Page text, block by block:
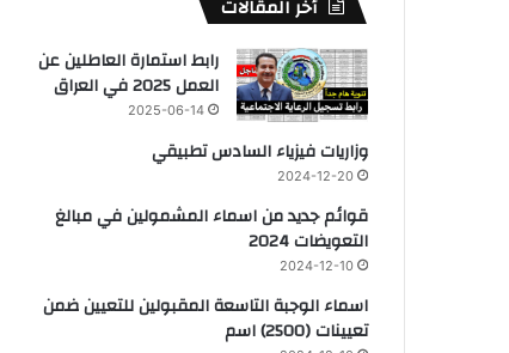
أخر المقالات
رابط استمارة العاطلين عن
العمل 2025 في العراق
2025-06-14
وزاريات فيزياء السادس تطبيقي
2024-12-20
قوائم جديد من اسماء المشمولين في مبالغ
التعويضات 2024
2024-12-10
اسماء الوجبة التاسعة المقبولين للتعيين ضمن
تعيينات (2500) اسم